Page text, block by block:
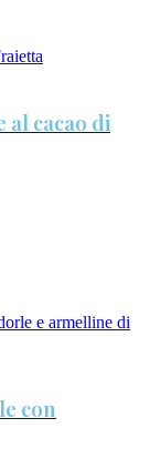
cacao di
con